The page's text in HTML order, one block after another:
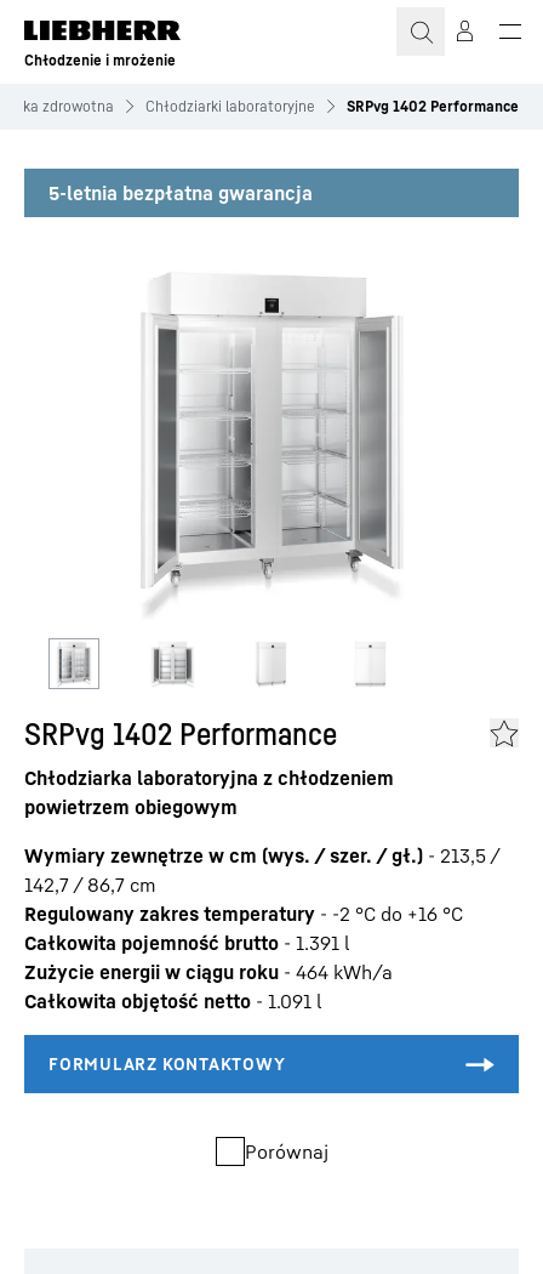
Chłodzenie i mrożenie
zdrowotna Chłodziarki laboratoryjne SRPvg 1402 Performance
5-letnia bezpłatna gwarancja
SRPvg 1402 Performance
Chłodziarka laboratoryjna z chłodzeniem
powietrzem obiegowym
Wymiary zewnętrze w cm (wys. / szer. / gł.) - 213,5 /
142,7 / 86,7 cm
Regulowany zakres temperatury - -2 °C do +16 °C
Całkowita pojemność brutto - 1.391 l
Zużycie energii w ciągu roku - 464 kWh/a
Całkowita objętość netto - 1.091 l
Porównaj